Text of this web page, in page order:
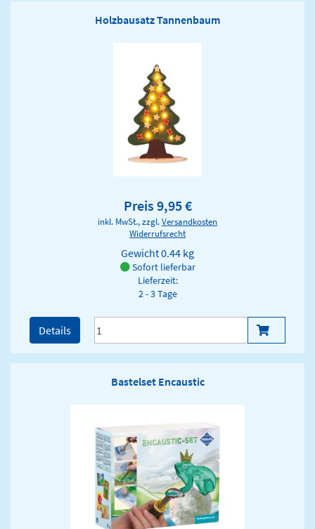
Holzbausatz Tannenbaum
Preis 9,95 €
inkl. MwSt., zzgl.Versandkosten
Widerrufsrecht
Gewicht0.44 kg
Sofort lieferbar
Lieferzeit:
2 - 3 Tage
Details
Bastelset Encaustic